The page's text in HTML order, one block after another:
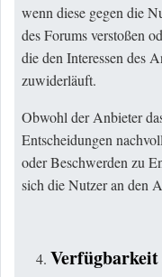
wenn diese gegen die
des Forums verstoßen
die den Interessen des
zuwiderläuft.
Obwohl der Anbieter
Entscheidungen
oder Beschwerden zu
sich die Nutzer an den
Verfügbarkeit